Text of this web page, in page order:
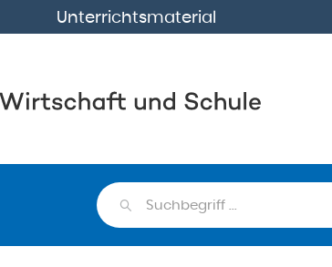
Unterrichtsmaterial
Suchen